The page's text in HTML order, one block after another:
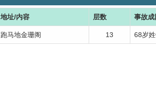
地址/内容 层数 事故成
跑马地金珊阁 13 68岁